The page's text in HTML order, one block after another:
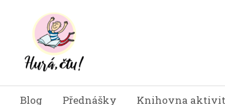
Blog Přednášky Knihovna aktivit